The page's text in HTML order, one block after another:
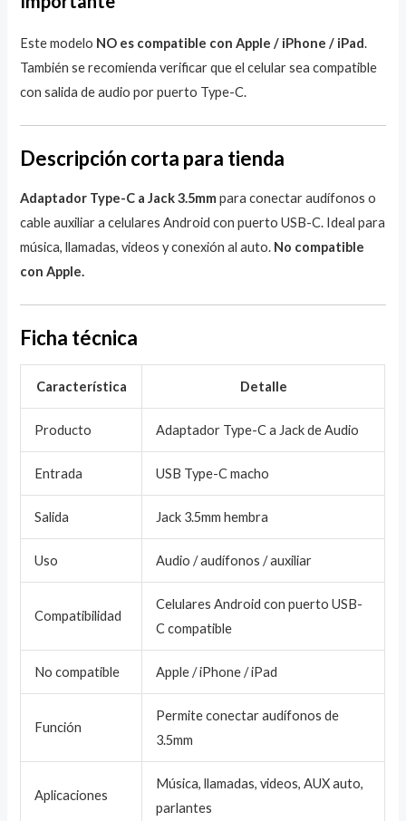
Este modelo NO es compatible con Apple / iPhone / iPad.
También se recomienda verificar que el celular sea compatible
con salida de audio por puerto Type-C.
Descripción corta para tienda
Adaptador Type-C a Jack 3.5mmpara conectar audífonos o
cable auxiliar a celulares Android con puerto USB-C. Ideal para
música, llamadas, videos y conexión al auto. No compatible
con Apple.
Ficha técnica
Característica Detalle
Producto Adaptador Type-C a Jack de Audio
Entrada USB Type-C macho
Salida Jack 3.5mm hembra
Uso Audio / audífonos / auxiliar
Compatibilidad
Celulares Android con puerto USB-
C compatible
No compatible Apple / iPhone / iPad
Función
Permite conectar audífonos de
3.5mm
Aplicaciones
Música, llamadas, videos, AUX auto,
parlantes